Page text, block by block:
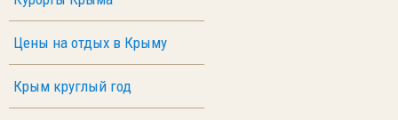
Цены на отдых в Крыму
Крым круглый год